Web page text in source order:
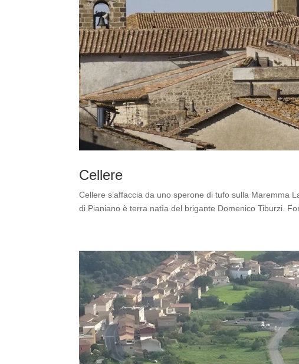
Cellere
Cellere s’affaccia da uno sperone di tufo sulla Maremma
di Pianiano è terra natìa del brigante Domenico Tiburzi.